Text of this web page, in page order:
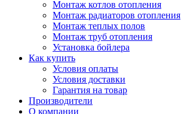
Монтаж котлов отопления
Монтаж радиаторов отопления
Монтаж теплых полов
Монтаж труб отопления
Установка бойлера
Как купить
Условия оплаты
Условия доставки
Гарантия на товар
Производители
О компании